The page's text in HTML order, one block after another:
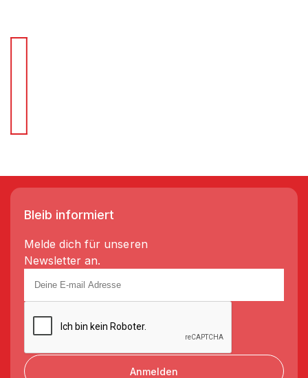
Bleib informiert
Melde dich für unseren
Newsletter an.
Anmelden